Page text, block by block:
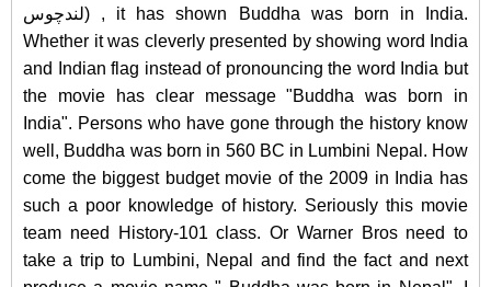
لندچوس) , it has shown Buddha was born in India.
Whether it was cleverly presented by showing word India
and Indian flag instead of pronouncing the word India but
the movie has clear message "Buddha was born in
India". Persons who have gone through the history know
well, Buddha was born in 560 BC in Lumbini Nepal. How
come the biggest budget movie of the 2009 in India has
such a poor knowledge of history. Seriously this movie
team need History-101 class. Or Warner Bros need to
take a trip to Lumbini, Nepal and find the fact and next